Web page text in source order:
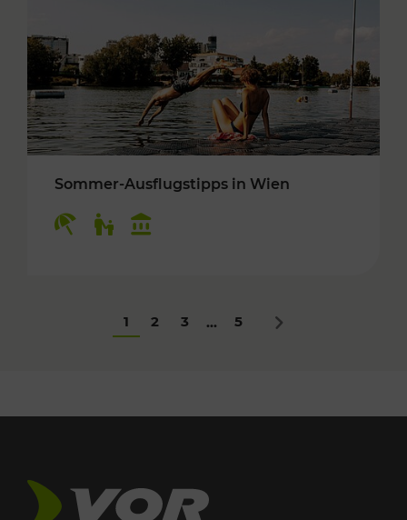
Sommer-Ausflugstipps in Wien
1 2 3 ... 5 Nächstes